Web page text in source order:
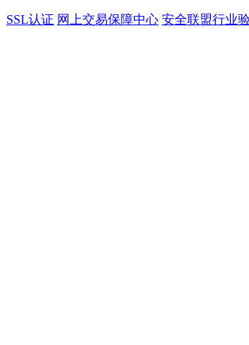
SSL认证 网上交易保障中心 安全联盟行业